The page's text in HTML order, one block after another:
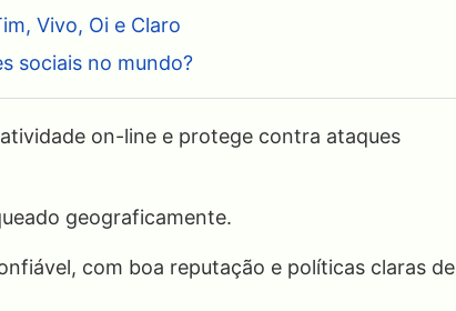
Vivo, Oi e Claro
sociais no mundo?
on-line e protege contra ataques
geograficamente.
com boa reputação e políticas claras de